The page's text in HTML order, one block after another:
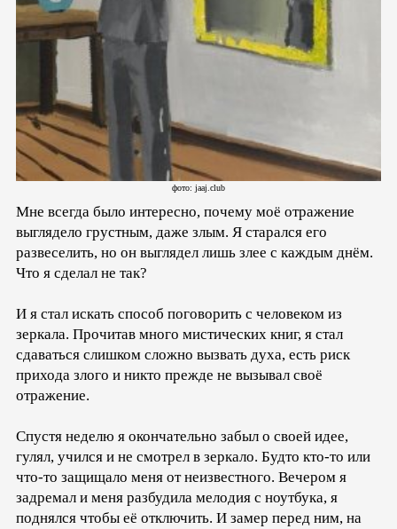
фото: jaaj.club
Мне всегда было интересно, почему моё отражение
выглядело грустным, даже злым. Я старался его
развеселить, но он выглядел лишь злее с каждым днём.
Что я сделал не так?
И я стал искать способ поговорить с человеком из
зеркала. Прочитав много мистических книг, я стал
сдаваться слишком сложно вызвать духа, есть риск
прихода злого и никто прежде не вызывал своё
отражение.
Спустя неделю я окончательно забыл о своей идее,
гулял, учился и не смотрел в зеркало. Будто кто-то или
что-то защищало меня от неизвестного. Вечером я
задремал и меня разбудила мелодия с ноутбука, я
поднялся чтобы её отключить. И замер перед ним, на